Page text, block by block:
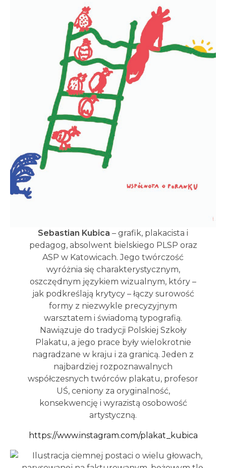
Sebastian Kubica – grafik, plakacista i
pedagog, absolwent bielskiego PLSP oraz
ASP w Katowicach. Jego twórczość
wyróżnia się charakterystycznym,
oszczędnym językiem wizualnym, który –
jak podkreślają krytycy – łączy surowość
formy z niezwykle precyzyjnym
warsztatem i świadomą typografią.
Nawiązuje do tradycji Polskiej Szkoły
Plakatu, a jego prace były wielokrotnie
nagradzane w kraju i za granicą. Jeden z
najbardziej rozpoznawalnych
współczesnych twórców plakatu, profesor
UŚ, ceniony za oryginalność,
konsekwencję i wyrazistą osobowość
artystyczną.
https://www.instagram.com/plakat_kubica